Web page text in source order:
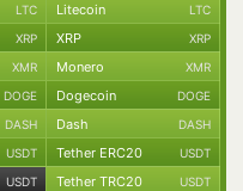
LTC Litecoin LTC
XRP XRP XRP
XMR Monero XMR
DOGE Dogecoin DOGE
DASH Dash DASH
USDT Tether ERC20 USDT
USDT Tether TRC20 USDT